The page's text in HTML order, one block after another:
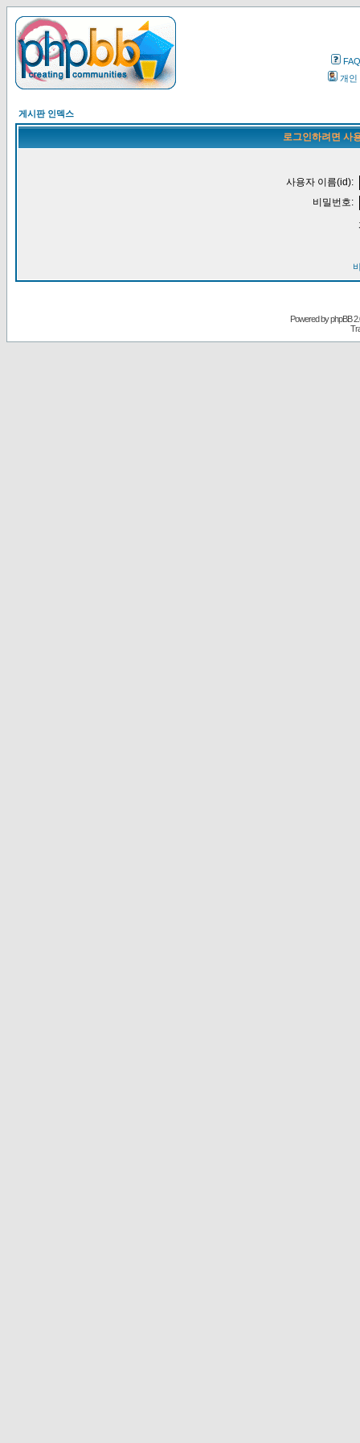
FAQ
개인
게시판 인덱스
로그인하려면 사
사용자 이름(id):
비밀번호:
Powered byphpBB